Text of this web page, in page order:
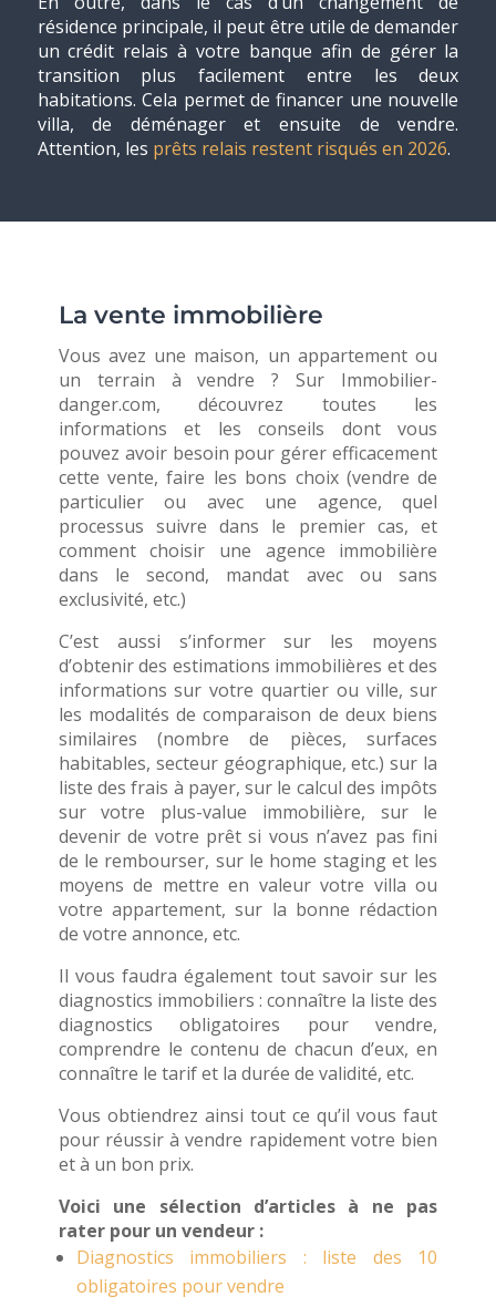
résidence principale, il peut être utile de demander
un crédit relais à votre banque afin de gérer la
transition plus facilement entre les deux
habitations. Cela permet de financer une nouvelle
villa, de déménager et ensuite de vendre.
Attention, les prêts relais restent risqués en 2026.
La vente immobilière
Vous avez une maison, un appartement ou
un terrain à vendre ? Sur Immobilier-
danger.com, découvrez toutes les
informations et les conseils dont vous
pouvez avoir besoin pour gérer efficacement
cette vente, faire les bons choix (vendre de
particulier ou avec une agence, quel
processus suivre dans le premier cas, et
comment choisir une agence immobilière
dans le second, mandat avec ou sans
exclusivité, etc.)
C’est aussi s’informer sur les moyens
d’obtenir des estimations immobilières et des
informations sur votre quartier ou ville, sur
les modalités de comparaison de deux biens
similaires (nombre de pièces, surfaces
habitables, secteur géographique, etc.) sur la
liste des frais à payer, sur le calcul des impôts
sur votre plus-value immobilière, sur le
devenir de votre prêt si vous n’avez pas fini
de le rembourser, sur le home staging et les
moyens de mettre en valeur votre villa ou
votre appartement, sur la bonne rédaction
de votre annonce, etc.
Il vous faudra également tout savoir sur les
diagnostics immobiliers : connaître la liste des
diagnostics obligatoires pour vendre,
comprendre le contenu de chacun d’eux, en
connaître le tarif et la durée de validité, etc.
Vous obtiendrez ainsi tout ce qu’il vous faut
pour réussir à vendre rapidement votre bien
et à un bon prix.
Voici une sélection d’articles à ne pas
rater pour un vendeur :
Diagnostics immobiliers : liste des 10
obligatoires pour vendre